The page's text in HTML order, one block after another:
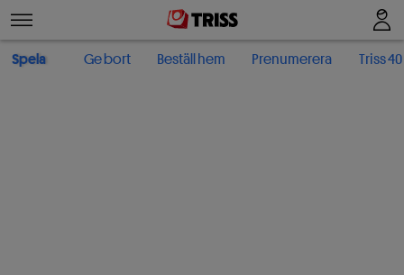
Spela Ge bort Beställ hem Prenumerera Triss